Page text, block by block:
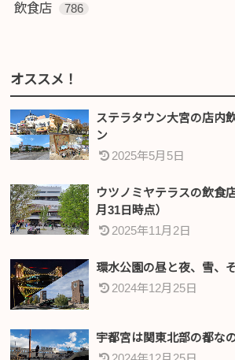
飲食店 786
オススメ！
ステラタウン大宮の店内
ン
2025年5月5日
ウツノミヤテラスの飲食
月31日時点）
2025年11月2日
環水公園の昼と夜、雪、
2024年12月25日
宇都宮は関東北部の都なの